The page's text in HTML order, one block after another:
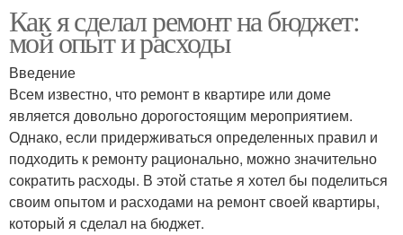
Как я сделал ремонт на бюджет:
мой опыт и расходы
Введение
Всем известно, что ремонт в квартире или доме
является довольно дорогостоящим мероприятием.
Однако, если придерживаться определенных правил и
подходить к ремонту рационально, можно значительно
сократить расходы. В этой статье я хотел бы поделиться
своим опытом и расходами на ремонт своей квартиры,
который я сделал на бюджет.